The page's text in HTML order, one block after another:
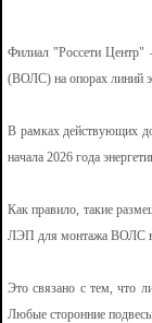
Филиал "Россети Центр"
(ВОЛС) на опорах линий
В рамках действующих
начала 2026 года
Как правило, такие
ЛЭП для монтажа ВОЛС
Это связано с тем, что
Любые сторонние